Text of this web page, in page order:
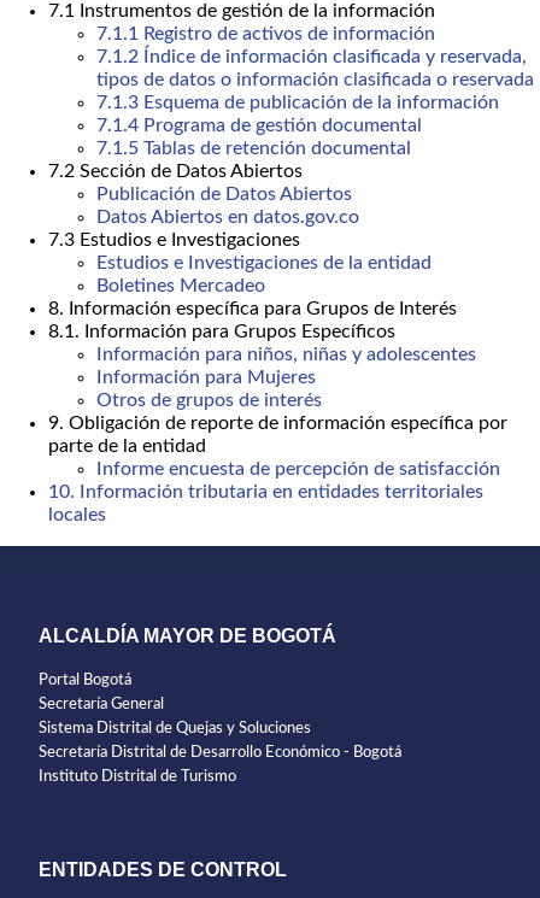
7.1 Instrumentos de gestión de la información
7.1.1 Registro de activos de información
7.1.2 Índice de información clasificada y reservada,
tipos de datos o información clasificada o reservada
7.1.3 Esquema de publicación de la información
7.1.4 Programa de gestión documental
7.1.5 Tablas de retención documental
7.2 Sección de Datos Abiertos
Publicación de Datos Abiertos
Datos Abiertos en datos.gov.co
7.3 Estudios e Investigaciones
Estudios e Investigaciones de la entidad
Boletines Mercadeo
8. Información específica para Grupos de Interés
8.1. Información para Grupos Específicos
Información para niños, niñas y adolescentes
Información para Mujeres
Otros de grupos de interés
9. Obligación de reporte de información específica por
parte de la entidad
Informe encuesta de percepción de satisfacción
10. Información tributaria en entidades territoriales
locales
ALCALDÍA MAYOR DE BOGOTÁ
Portal Bogotá
Secretaría General
Sistema Distrital de Quejas y Soluciones
Secretaría Distrital de Desarrollo Económico - Bogotá
Instituto Distrital de Turismo
ENTIDADES DE CONTROL